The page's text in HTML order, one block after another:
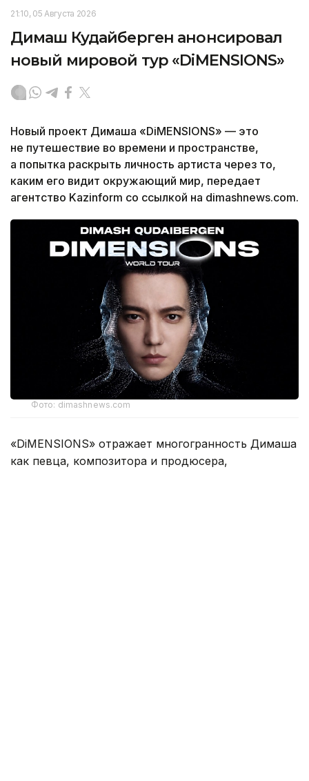
21:10, 05 Августа 2026
Димаш Кудайберген анонсировал
новый мировой тур «DiMENSIONS»
Новый проект Димаша «DiMENSIONS» — это
не путешествие во времени и пространстве,
а попытка раскрыть личность артиста через то,
каким его видит окружающий мир, передает
агентство Kazinform со ссылкой на dimashnews.com.
Фото: dimashnews.com
«DiMENSIONS» отражает многогранность Димаша
как певца, композитора и продюсера,